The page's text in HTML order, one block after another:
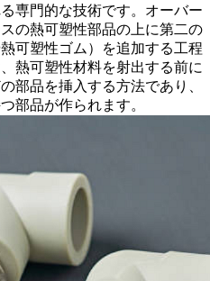
専門的な技術です。 オーバー
の熱可塑性部品の上に第二の
可塑性ゴム）を追加する工程
熱可塑性材料を射出する前に
部品を挿入する方法であり、
部品が作られます。